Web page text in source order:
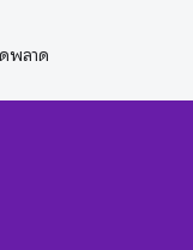
พลาด